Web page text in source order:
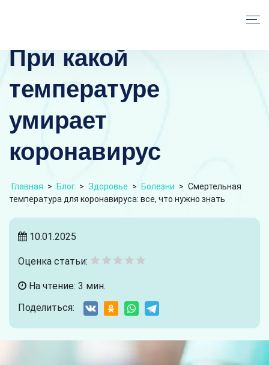
При какой
температуре
умирает
коронавирус
Главная > Блог > Здоровье > Болезни > Смертельная
температура для коронавируса: все, что нужно знать
10.01.2025
Оценка статьи:
На чтение: 3 мин.
Поделиться: